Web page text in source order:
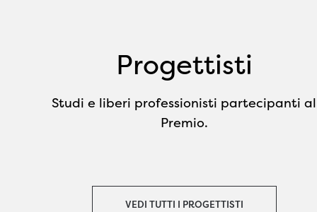
Progettisti
Studi e liberi professionisti partecipanti al
Premio.
VEDI TUTTI I PROGETTISTI